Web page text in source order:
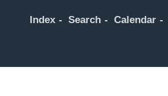
Index Search Calendar